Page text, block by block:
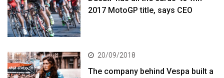
2017 MotoGP title, says CEO
20/09/2018
The company behind Vespa built a